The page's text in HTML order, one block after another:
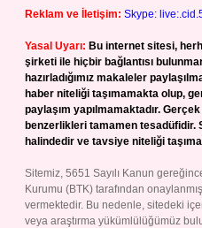
Reklam ve İletişim: Skype:
Yasal Uyarı: Bu internet sitesi,
şirketi ile hiçbir bağlantısı
hazırladığımız makaleler
haber niteliği taşımamakta olup,
paylaşım yapılmamaktadır.
benzerlikleri tamamen tesadüfidir.
halindedir ve tavsiye niteliği
Sitemiz, 5651 Sayılı Kanun
Kurumu (BTK) tarafından
vermektedir. Bu nedenle, sitedeki
veya araştırma yükümlülüğümüz